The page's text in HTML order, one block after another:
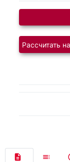
Рассчитать